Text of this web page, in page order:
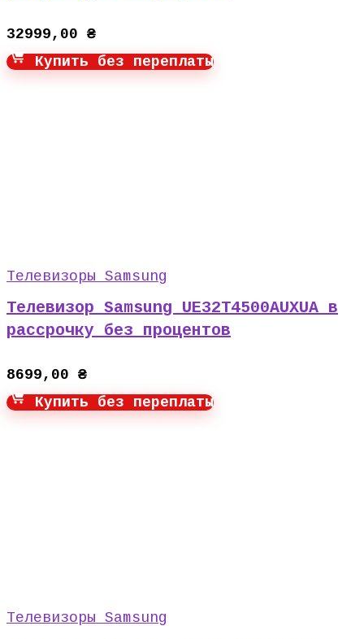
32999,00 ₴
Купить без переплаты
Телевизоры Samsung
Телевизор Samsung UE32T4500AUXUA в
рассрочку без процентов
8699,00 ₴
Купить без переплаты
Телевизоры Samsung